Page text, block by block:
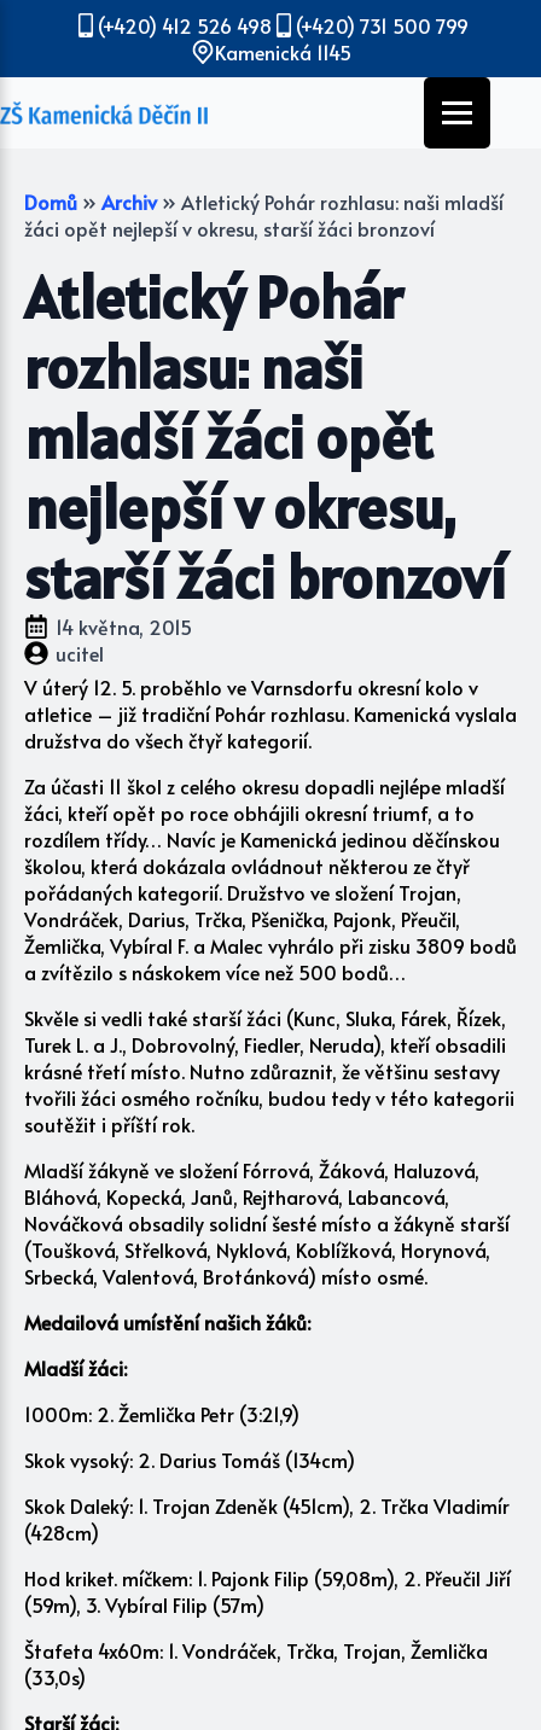
(+420) 412 526 498
(+420) 731 500 799
Kamenická 1145
Domů » Archiv » Atletický Pohár rozhlasu: naši mladší
žáci opět nejlepší v okresu, starší žáci bronzoví
Atletický Pohár
rozhlasu: naši
mladší žáci opět
nejlepší v okresu,
starší žáci bronzoví
14 května, 2015
ucitel
V úterý 12. 5. proběhlo ve Varnsdorfu okresní kolo v
atletice – již tradiční Pohár rozhlasu. Kamenická vyslala
družstva do všech čtyř kategorií.
Za účasti 11 škol z celého okresu dopadli nejlépe mladší
žáci, kteří opět po roce obhájili okresní triumf, a to
rozdílem třídy… Navíc je Kamenická jedinou děčínskou
školou, která dokázala ovládnout některou ze čtyř
pořádaných kategorií. Družstvo ve složení Trojan,
Vondráček, Darius, Trčka, Pšenička, Pajonk, Přeučil,
Žemlička, Vybíral F. a Malec vyhrálo při zisku 3809 bodů
a zvítězilo s náskokem více než 500 bodů…
Skvěle si vedli také starší žáci (Kunc, Sluka, Fárek, Řízek,
Turek L. a J., Dobrovolný, Fiedler, Neruda), kteří obsadili
krásné třetí místo. Nutno zdůraznit, že většinu sestavy
tvořili žáci osmého ročníku, budou tedy v této kategorii
soutěžit i příští rok.
Mladší žákyně ve složení Fórrová, Žáková, Haluzová,
Bláhová, Kopecká, Janů, Rejtharová, Labancová,
Nováčková obsadily solidní šesté místo a žákyně starší
(Toušková, Střelková, Nyklová, Koblížková, Horynová,
Srbecká, Valentová, Brotánková) místo osmé.
Medailová umístění našich žáků:
Mladší žáci:
1000m: 2. Žemlička Petr (3:21,9)
Skok vysoký: 2. Darius Tomáš (134cm)
Skok Daleký: 1. Trojan Zdeněk (451cm), 2. Trčka Vladimír
(428cm)
Hod kriket. míčkem: 1. Pajonk Filip (59,08m), 2. Přeučil Jiří
(59m), 3. Vybíral Filip (57m)
Štafeta 4x60m: 1. Vondráček, Trčka, Trojan, Žemlička
(33,0s)
Starší žáci: